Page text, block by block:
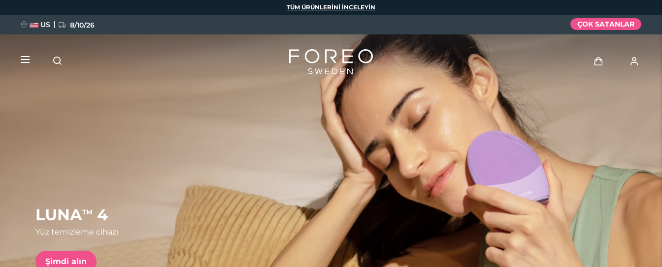
LUNATM 4
Yüz temizleme cihazı
Şimdi alın
TÜM ÜRÜNLERINI INCELEYIN
US 8/10/26 ÇOK SATANLAR
Siparişlerim
Adresim
Aboneliklerim
issa™ Teeth Whitening Set